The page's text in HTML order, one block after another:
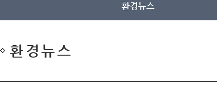
환경뉴스
환경뉴스